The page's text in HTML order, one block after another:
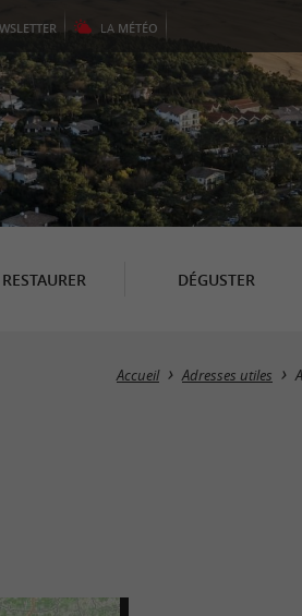
LA MÉTÉO
DÉGUSTER
Accueil Adresses utiles